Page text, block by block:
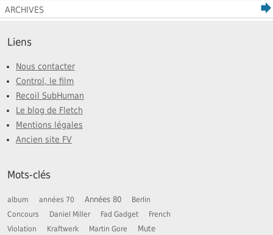
ARCHIVES
Liens
Nous contacter
Control, le film
Recoil SubHuman
Le blog de Fletch
Mentions légales
Ancien site FV
Mots-clés
album années 70 Années 80
Berlin
Concours
Daniel Miller Fad Gadget
French
Violation
Kraftwerk Martin Gore Mute